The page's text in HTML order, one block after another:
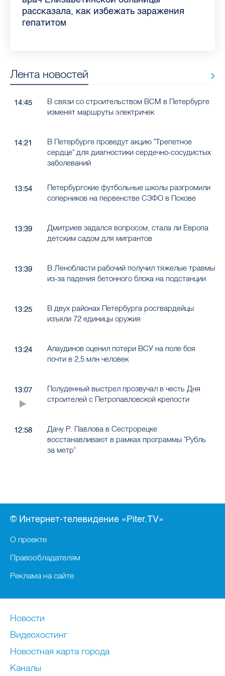
Ленобласти во II квартале 2026 года
рассказала, как избежать заражения
гепатитом
конкурс
работающих родителей
главные вопросы о заболевании
в жару
Лента новостей
14:45
В связи со строительством ВСМ в Петербурге
изменят маршруты электричек
14:21
В Петербурге проведут акцию "Трепетное
сердце" для диагностики сердечно-сосудистых
заболеваний
13:54
Петербургские футбольные школы разгромили
соперников на первенстве СЗФО в Пскове
13:39
Дмитриев задался вопросом, стала ли Европа
детским садом для мигрантов
13:39
В Ленобласти рабочий получил тяжелые травмы
из-за падения бетонного блока на подстанции
13:25
В двух районах Петербурга росгвардейцы
изъяли 72 единицы оружия
13:24
Алаудинов оценил потери ВСУ на поле боя
почти в 2,5 млн человек
13:07
Полуденный выстрел прозвучал в честь Дня
строителей с Петропавловской крепости
12:58
Дачу Р. Павлова в Сестрорецке
восстанавливают в рамках программы "Рубль
за метр"
© Интернет-телевидение «Piter.TV»
О проекте
Правообладателям
Реклама на сайте
Новости
Видеохостинг
Новостная карта города
Каналы